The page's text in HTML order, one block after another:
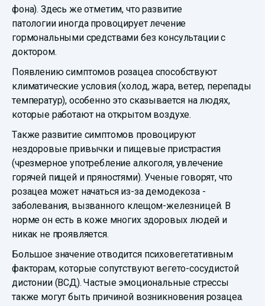
фона). Здесь же отметим, что развитие
патологии иногда провоцирует лечение
гормональными средствами без консультации с
доктором.
Появлению симптомов розацеа способствуют
климатические условия (холод, жара, ветер, перепады
температур), особенно это сказывается на людях,
которые работают на открытом воздухе.
Также развитие симптомов провоцируют
нездоровые привычки и пищевые пристрастия
(чрезмерное употребление алкоголя, увлечение
горячей пищей и пряностями). Ученые говорят, что
розацеа может начаться из-за демодекоза -
заболевания, вызванного клещом-железницей. В
норме он есть в коже многих здоровых людей и
никак не проявляется.
Большое значение отводится психовегетативным
факторам, которые сопутствуют вегето-сосудистой
дистонии (ВСД). Частые эмоциональные стрессы
также могут быть причиной возникновения розацеа.